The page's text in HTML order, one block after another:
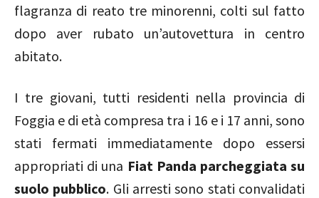
flagranza di reato tre minorenni, colti sul fatto
dopo aver rubato un’autovettura in centro
abitato.
I tre giovani, tutti residenti nella provincia di
Foggia e di età compresa tra i 16 e i 17 anni, sono
stati fermati immediatamente dopo essersi
appropriati di una Fiat Panda parcheggiata su
suolo pubblico. Gli arresti sono stati convalidati